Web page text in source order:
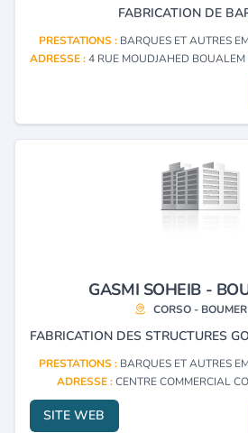
FABRICATION DE
PRESTATIONS : BARQUES ET AUTRES
ADRESSE :4 RUE MOUDJAHED BOUALEM
GASMI SOHEIB -
CORSO -
PRESTATIONS : BARQUES ET AUTRES
ADRESSE :CENTRE COMMERCIAL
SITE WEB